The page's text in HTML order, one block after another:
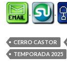
CERRO CASTOR
TEMPORADA 2025